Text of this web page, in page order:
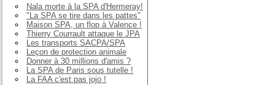
Nala morte à la SPA d'Hermeray!
"La SPA se tire dans les pattes"
Maison SPA, un flop à Valence !
Thierry Courrault attaque le JPA
Les transports SACPA/SPA
Leçon de protection animale
Donner à 30 millions d'amis ?
La SPA de Paris sous tutelle !
La FAA c'est pas jojo !